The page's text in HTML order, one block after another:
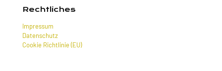
Rechtliches
Impressum
Datenschutz
Cookie Richtlinie (EU)